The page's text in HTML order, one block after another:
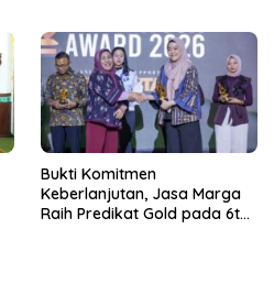
Bukti Komitmen
Keberlanjutan, Jasa Marga
Raih Predikat Gold pada 6th